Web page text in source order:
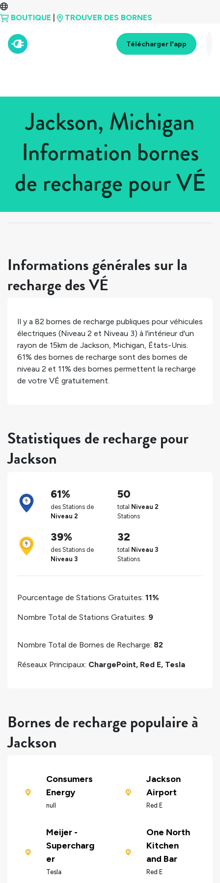
BOUTIQUE TROUVER DES BORNES
Télécharger l'app
Jackson, Michigan
Information bornes
de recharge pour VÉ
États-Unis > Michigan
Informations générales sur la
recharge des VÉ
Il y a 82 bornes de recharge publiques pour véhicules
électriques (Niveau 2 et Niveau 3) à l'intérieur d'un
rayon de 15km de Jackson, Michigan, États-Unis.
61% des bornes de recharge sont des bornes de
niveau 2 et 11% des bornes permettent la recharge
de votre VÉ gratuitement.
Statistiques de recharge pour
Jackson
61%
des Stations de
Niveau 2
50
total Niveau 2
Stations
39%
des Stations de
Niveau 3
32
total Niveau 3
Stations
Pourcentage de Stations Gratuites: 11%
Nombre Total de Stations Gratuites: 9
Nombre Total de Bornes de Recharge: 82
Réseaux Principaux: ChargePoint, Red E, Tesla
Bornes de recharge populaire à
Jackson
Consumers
Energy
null
Jackson
Airport
Red E
Meijer -
Supercharg
er
Tesla
One North
Kitchen
and Bar
Red E